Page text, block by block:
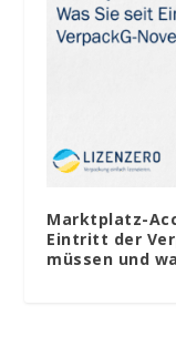
Marktplatz-
Eintritt der
müssen und